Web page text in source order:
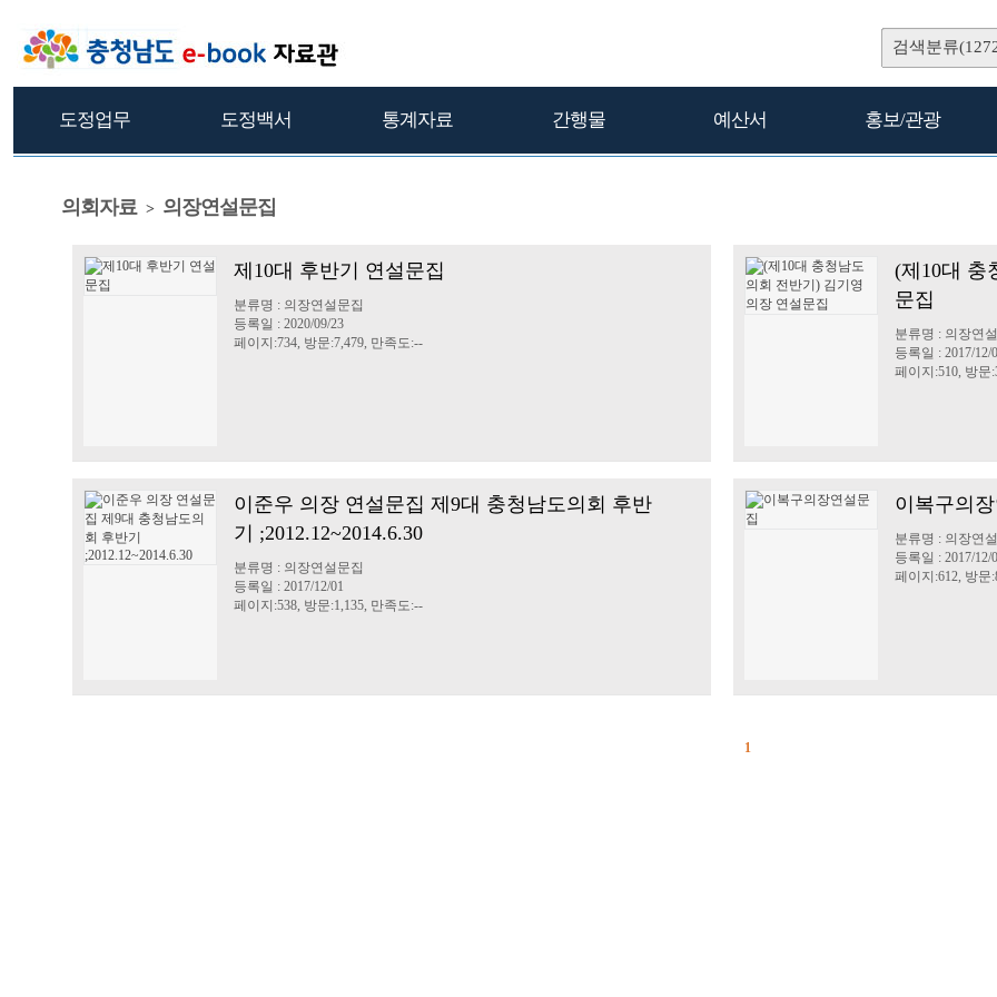
검색분류
도정업무 도정백서 통계자료 간행물 예산서 홍보/관광
의회자료 > 의장연설문집
제10대 후반기 연설문집
분류명 : 의장연설문집
등록일 : 2020/09/23
페이지:734, 방문:7,479, 만족도:--
(제10대 충
문집
분류명 : 의장연
등록일 : 2017/12/
페이지:510, 방문
이준우 의장 연설문집 제9대 충청남도의회 후반
기 ;2012.12~2014.6.30
분류명 : 의장연설문집
등록일 : 2017/12/01
페이지:538, 방문:1,135, 만족도:--
이복구의
분류명 : 의장연
등록일 : 2017/12/
페이지:612, 방문
1